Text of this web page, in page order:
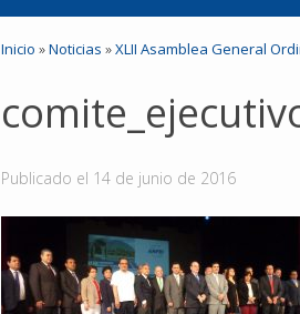
Inicio »Noticias »XLII Asamblea General
Publicado el 14 de junio de 2016